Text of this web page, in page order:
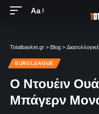
Aa
Totalbasket.gr > Blog >
EUROLEAGUE
Ο Ντουέιν
Μπάγερν